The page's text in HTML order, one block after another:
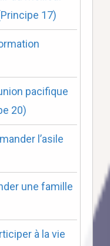
17)
pacifique
20)
l’asile
une famille
à la vie